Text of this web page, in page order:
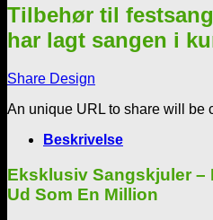
Smiley
nr
antal
Tilbehør til
har lagt sangen i
Share Design
An unique URL to share will be
Beskrivelse
Eksklusiv Sangskjuler –
Ud Som En Million